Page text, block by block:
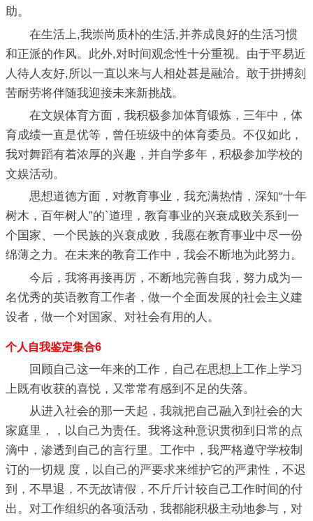
助。
在生活上,我崇尚质朴的生活,并养成良好的生活习惯
和正派的作风。此外,对时间观念性十分重视。由于平易近
人待人友好,所以一直以来与人相处甚是融洽。敢于拼搏刻
苦耐劳将伴随我迎接未来新挑战。
在文娱体育方面，我积极参加体育锻炼，三年中，体
育成绩一直是优等，曾任班级中的体育委员。不仅如此，
我对舞蹈有着浓厚的兴趣，并自学多年，积极参加学校的
文娱活动。
思想道德方面，对教育事业，我充满热情，深知“十年
树木，百年树人”的`道理，教育事业的兴衰成败关系到一
个国家、一个民族的兴衰成败，我愿在教育事业中尽一份
绵薄之力。在未来的教育工作中，我会不断地为此努力。
今后，我将再接再厉，不断地完善自我，努力成为一
名优秀的英语教育工作者，做一个全面发展的社会主义建
设者，做一个对国家、对社会有用的人。
个人自我鉴定集合6
回顾自己这一年来的工作，自己在思想上工作上学习
上既有收获的喜悦，又常常有感到不足的失落。
从进入社会的那一天起，我就把自己融入到社会的大
家庭里，，以自己为责任。我将这种意识贯彻到日常的点
滴中，渗透到自己的言行里。工作中，我严格遵守学校制
订的一切规 度，以自己的严要求来维护它的严肃性，不迟
到，不早退，不无故请假，不斤斤计较自己工作时间的付
出。对工作组织的各项活动，我都能积极主动地参与，对